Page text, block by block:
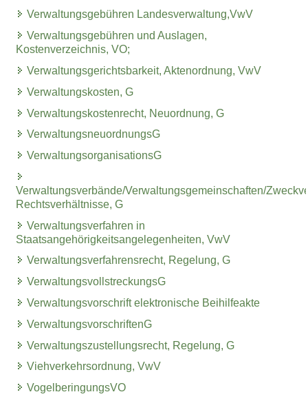
Verwaltungsgebühren Landesverwaltung,VwV
Verwaltungsgebühren und Auslagen,
Kostenverzeichnis, VO;
Verwaltungsgerichtsbarkeit, Aktenordnung, VwV
Verwaltungskosten, G
Verwaltungskostenrecht, Neuordnung, G
VerwaltungsneuordnungsG
VerwaltungsorganisationsG
Verwaltungsverbände/Verwaltungsgemeinschaften/
Rechtsverhältnisse, G
Verwaltungsverfahren in
Staatsangehörigkeitsangelegenheiten, VwV
Verwaltungsverfahrensrecht, Regelung, G
VerwaltungsvollstreckungsG
Verwaltungsvorschrift elektronische Beihilfeakte
VerwaltungsvorschriftenG
Verwaltungszustellungsrecht, Regelung, G
Viehverkehrsordnung, VwV
VogelberingungsVO